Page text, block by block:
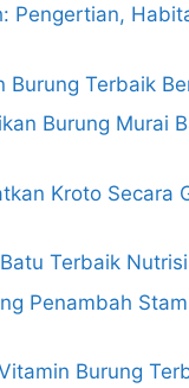
Pengertian,
Burung Terbaik
Burung Murai
Kroto Secara
Terbaik
Penambah
Burung